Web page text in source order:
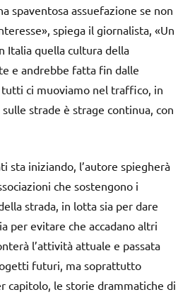
spaventosa assuefazione se non
spiega il giornalista, «Un
Italia quella cultura della
e andrebbe fatta fin dalle
tutti ci muoviamo nel traffico, in
strade è strage continua, con
sta iniziando, l’autore spiegherà
che sostengono i
strada, in lotta sia per dare
per evitare che accadano altri
l’attività attuale e passata
futuri, ma soprattutto
capitolo, le storie drammatiche di